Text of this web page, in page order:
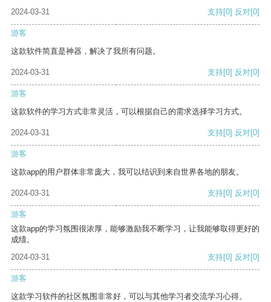
2024-03-31
支持[0] 反对[0]
游客
这款软件简直是神器，解决了我所有问题。
2024-03-31 支持[0] 反对[0]
游客
这款软件的学习方式非常灵活，可以根据自己的需求选择学习方式。
2024-03-31 支持[0] 反对[0]
游客
这款app的用户群体非常庞大，我可以结识到来自世界各地的朋友。
2024-03-31 支持[0] 反对[0]
游客
这款app的学习氛围很浓厚，能够激励我不断学习，让我能够取得更好的
成绩。
2024-03-31
支持[0] 反对[0]
游客
这款学习软件的社区氛围非常好，可以与其他学习者交流学习心得。